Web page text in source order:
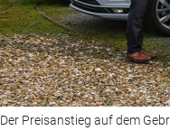
Der Preisanstieg auf dem